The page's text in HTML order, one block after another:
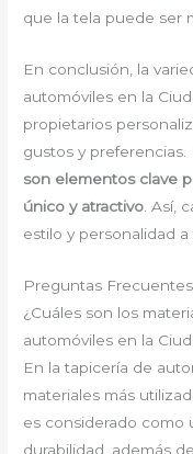
que la tela puede ser
En conclusión, la
automóviles en la
propietarios
gustos y preferencias.
son elementos clave
único y atractivo . Así,
estilo y personalidad
Preguntas Frecuentes
¿Cuáles son los
automóviles en la
En la tapicería de
materiales más
es considerado como
durabilidad, además